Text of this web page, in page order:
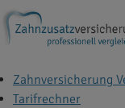
Zahnversicherung
Tarifrechner